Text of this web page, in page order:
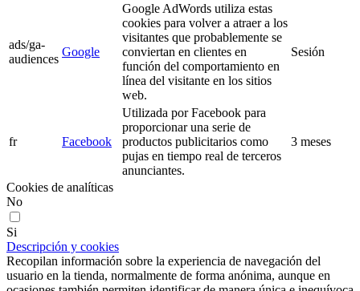
ads/ga-
audiences
Google
Google AdWords utiliza estas
cookies para volver a atraer a los
visitantes que probablemente se
conviertan en clientes en
función del comportamiento en
línea del visitante en los sitios
web.
Sesión
fr Facebook
Utilizada por Facebook para
proporcionar una serie de
productos publicitarios como
pujas en tiempo real de terceros
anunciantes.
3 meses
Cookies de analíticas
No
Si
Descripción y cookies
Recopilan información sobre la experiencia de navegación del
usuario en la tienda, normalmente de forma anónima, aunque en